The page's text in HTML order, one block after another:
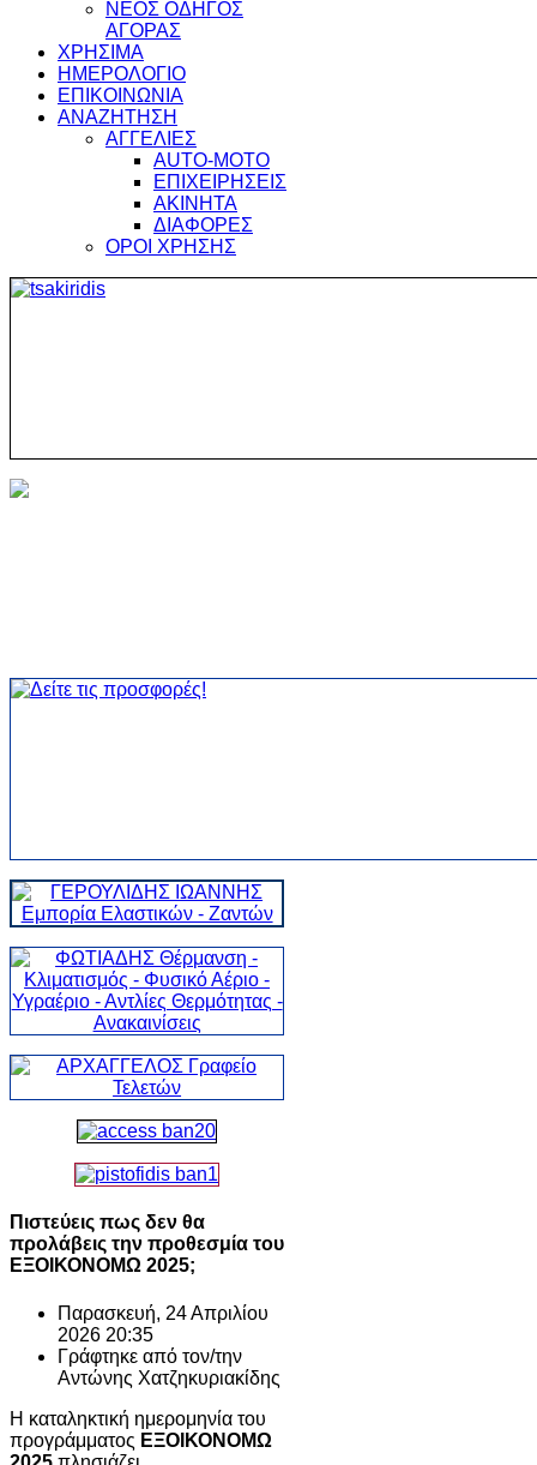
ΝΕΟΣ ΟΔΗΓΟΣ
ΑΓΟΡΑΣ
ΧΡΗΣΙΜΑ
ΗΜΕΡΟΛΟΓΙΟ
ΕΠΙΚΟΙΝΩΝΙΑ
ΑΝΑΖΗΤΗΣΗ
ΑΓΓΕΛΙΕΣ
AUTO-MOTO
ΕΠΙΧΕΙΡΗΣΕΙΣ
ΑΚΙΝΗΤΑ
ΔΙΑΦΟΡΕΣ
ΟΡΟΙ ΧΡΗΣΗΣ
Πιστεύεις πως δεν θα
προλάβεις την προθεσμία του
ΕΞΟΙΚΟΝΟΜΩ 2025;
Παρασκευή, 24 Απριλίου
2026 20:35
Γράφτηκε από τον/την
Αντώνης Χατζηκυριακίδης
Η καταληκτική ημερομηνία του
προγράμματος ΕΞΟΙΚΟΝΟΜΩ